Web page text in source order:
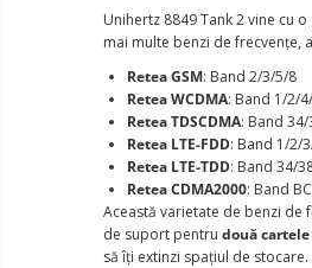
Unihertz 8849 Tank 2 vine cu
mai multe benzi de frecvențe,
Retea GSM: Band 2/3/5/8
Retea WCDMA: Band 1/2/
Retea TDSCDMA: Band 34/
Retea LTE-FDD: Band 1/2/
Retea LTE-TDD: Band 34/
Retea CDMA2000: Band
Această varietate de benzi de
de suport pentru două cartele
să îți extinzi spațiul de stocare.